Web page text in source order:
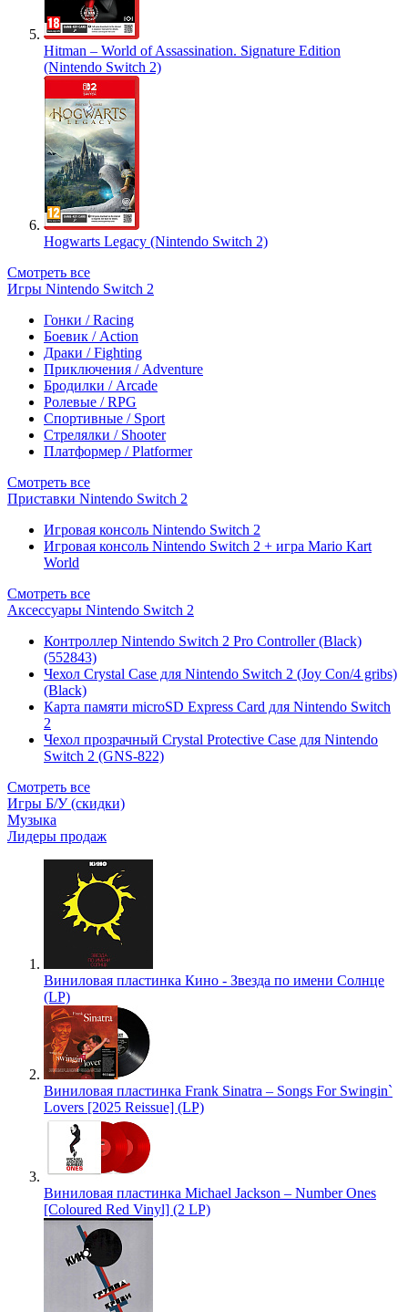
Hitman – World of Assassination. Signature Edition
(Nintendo Switch 2)
Hogwarts Legacy (Nintendo Switch 2)
Смотреть все
Игры Nintendo Switch 2
Гонки / Racing
Боевик / Action
Драки / Fighting
Приключения / Adventure
Бродилки / Arcade
Ролевые / RPG
Спортивные / Sport
Стрелялки / Shooter
Платформер / Platformer
Смотреть все
Приставки Nintendo Switch 2
Игровая консоль Nintendo Switch 2
Игровая консоль Nintendo Switch 2 + игра Mario Kart
World
Смотреть все
Аксессуары Nintendo Switch 2
Контроллер Nintendo Switch 2 Pro Controller (Black)
(552843)
Чехол Сrystal Сase для Nintendo Switch 2 (Joy Con/4 gribs)
(Black)
Карта памяти microSD Express Card для Nintendo Switch
2
Чехол прозрачный Crystal Protective Case для Nintendo
Switch 2 (GNS-822)
Смотреть все
Игры Б/У (скидки)
Музыка
Лидеры продаж
Виниловая пластинка Кино - Звезда по имени Солнце
(LP)
Виниловая пластинка Frank Sinatra – Songs For Swingin`
Lovers [2025 Reissue] (LP)
Виниловая пластинка Michael Jackson – Number Ones
[Coloured Red Vinyl] (2 LP)